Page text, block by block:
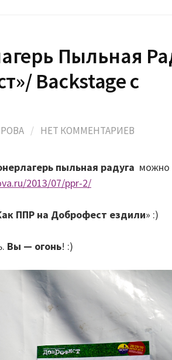
Пыльная
Backstage с
/ НЕТ КОММЕНТАРИЕВ
пыльная радуга можно
2013/07/ppr-2/
ППР на Доброфест ездили» :)
Вы — огонь! :)